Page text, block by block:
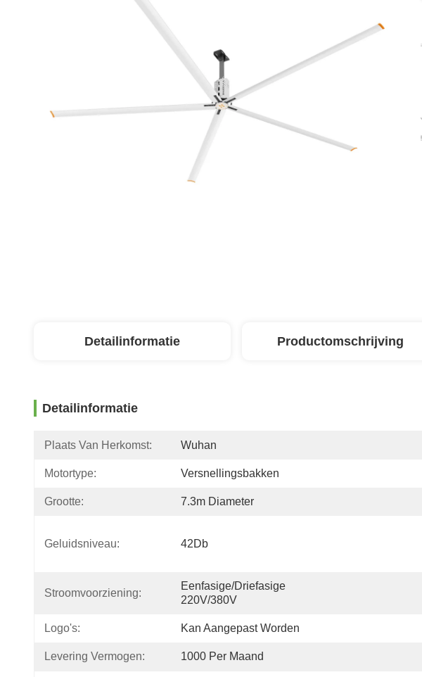
Detailinformatie Productomschrijving
Detailinformatie
Plaats Van Herkomst: Wuhan
Motortype: Versnellingsbakken
Grootte: 7.3m Diameter
Geluidsniveau: 42Db
Stroomvoorziening:
Eenfasige/driefasige
220V/380V
Logo's: Kan Aangepast Worden
Levering Vermogen: 1000 Per Maand